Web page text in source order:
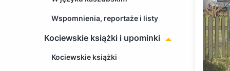
Wspomnienia, reportaże i listy
Kociewskie książki i upominki
Kociewskie książki